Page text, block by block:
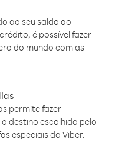
ao seu saldo ao
é possível fazer
do mundo com as
permite fazer
destino escolhido pelo
especiais do Viber.